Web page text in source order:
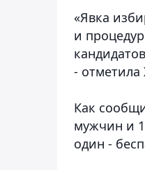
«Явка
и
-
Как
мужчин и
один -